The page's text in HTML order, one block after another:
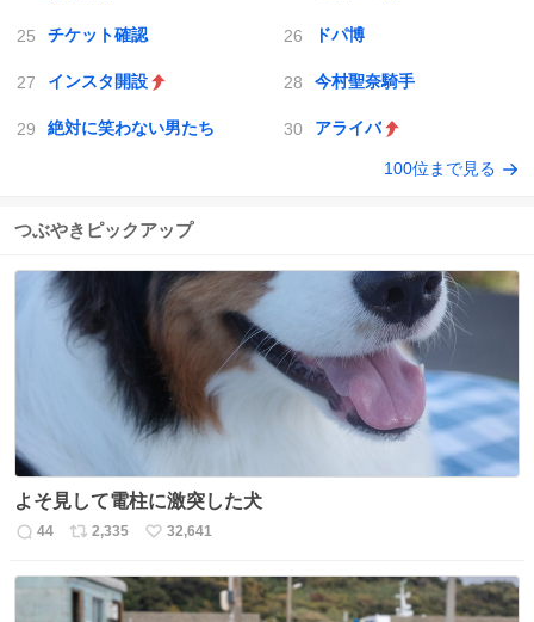
チケット確認 ドパ博
インスタ開設 今村聖奈騎手
絶対に笑わない男たち アライバ
100位まで見る
つぶやきピックアップ
よそ見して電柱に激突した犬
返
数
44
リ
ス
ト
2,335
い
ね
数
32,641